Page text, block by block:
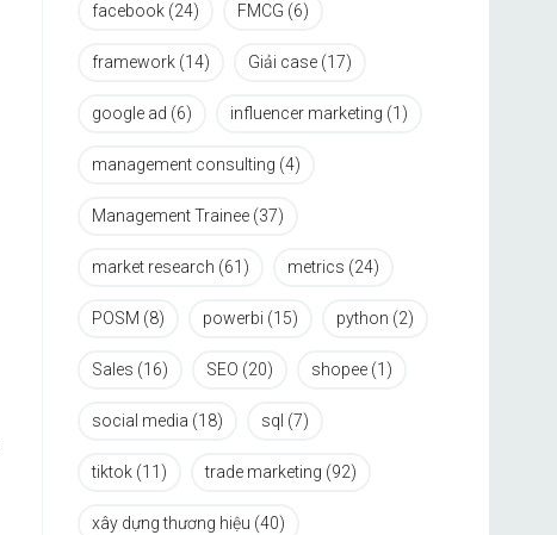
facebook (24) FMCG (6)
framework (14) Giải case (17)
google ad (6) influencer marketing (1)
management consulting (4)
Management Trainee (37)
market research (61) metrics (24)
POSM (8) powerbi (15) python (2)
Sales (16) SEO (20) shopee (1)
social media (18) sql (7)
tiktok (11) trade marketing (92)
xây dựng thương hiệu (40)